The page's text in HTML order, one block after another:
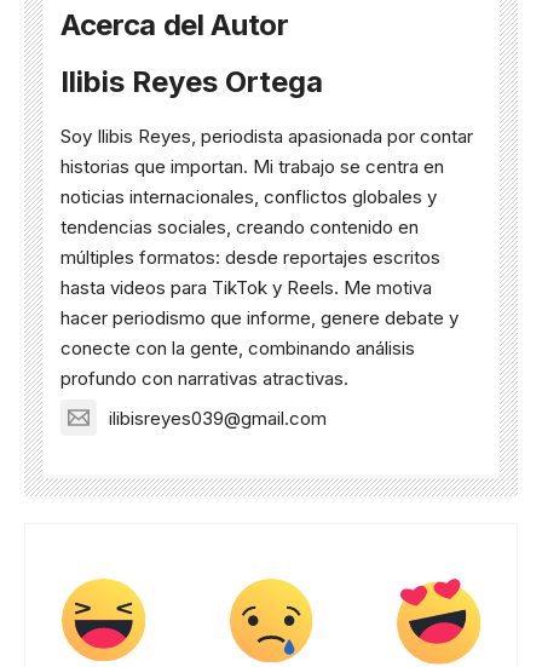
Acerca del Autor
Ilibis Reyes Ortega
Soy Ilibis Reyes, periodista apasionada por contar
historias que importan. Mi trabajo se centra en
noticias internacionales, conflictos globales y
tendencias sociales, creando contenido en
múltiples formatos: desde reportajes escritos
hasta videos para TikTok y Reels. Me motiva
hacer periodismo que informe, genere debate y
conecte con la gente, combinando análisis
profundo con narrativas atractivas.
ilibisreyes039@gmail.com